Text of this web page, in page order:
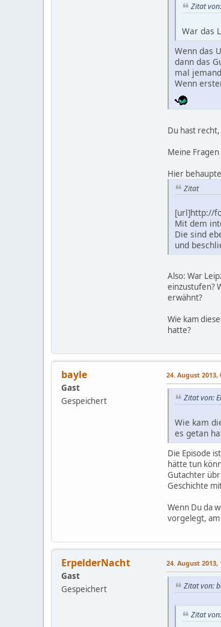
Zitat
War das
Wenn das
dann das
mal
Wenn
Du hast
Meine
Hier
Zitat
[url]http://
Mit dem
Die sind
und
Also: War
einzustufen?
erwähnt?
Wie kam
hatte?
bayle
Gast
Gespeichert
24. August 2013,
Zitat von:
Wie kam
es getan
Die Episode ist
hätte tun
Gutachter
Geschichte
Wenn Du da
vorgelegt, am
ErpelderNacht
Gast
Gespeichert
24. August 2013,
Zitat von:
Zitat